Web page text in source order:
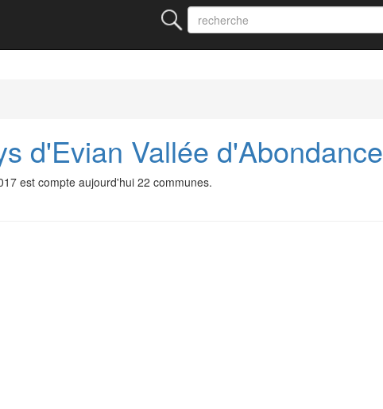
d'Evian Vallée d'Abondance
est compte aujourd'hui 22 communes.